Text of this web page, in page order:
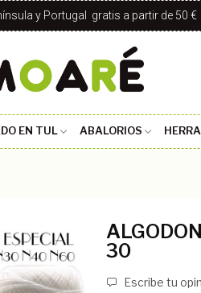
y Portugal gratis a partir de 50 €
EN TUL ABALORIOS
30
Escribe tu